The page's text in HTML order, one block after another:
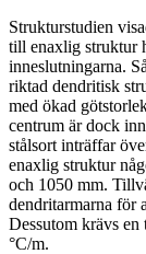
Strukturstudien
till enaxlig struktur
inneslutningarna.
riktad dendritisk
med ökad
centrum är dock
stålsort inträffar
enaxlig struktur
och 1050 mm.
dendritarmarna för
Dessutom krävs en
°C/m.